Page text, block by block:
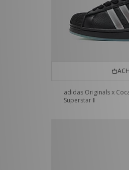
adidas Originals x
Superstar II